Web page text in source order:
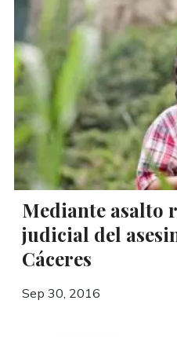
Mediante asalto
judicial del
Cáceres
Sep 30, 2016